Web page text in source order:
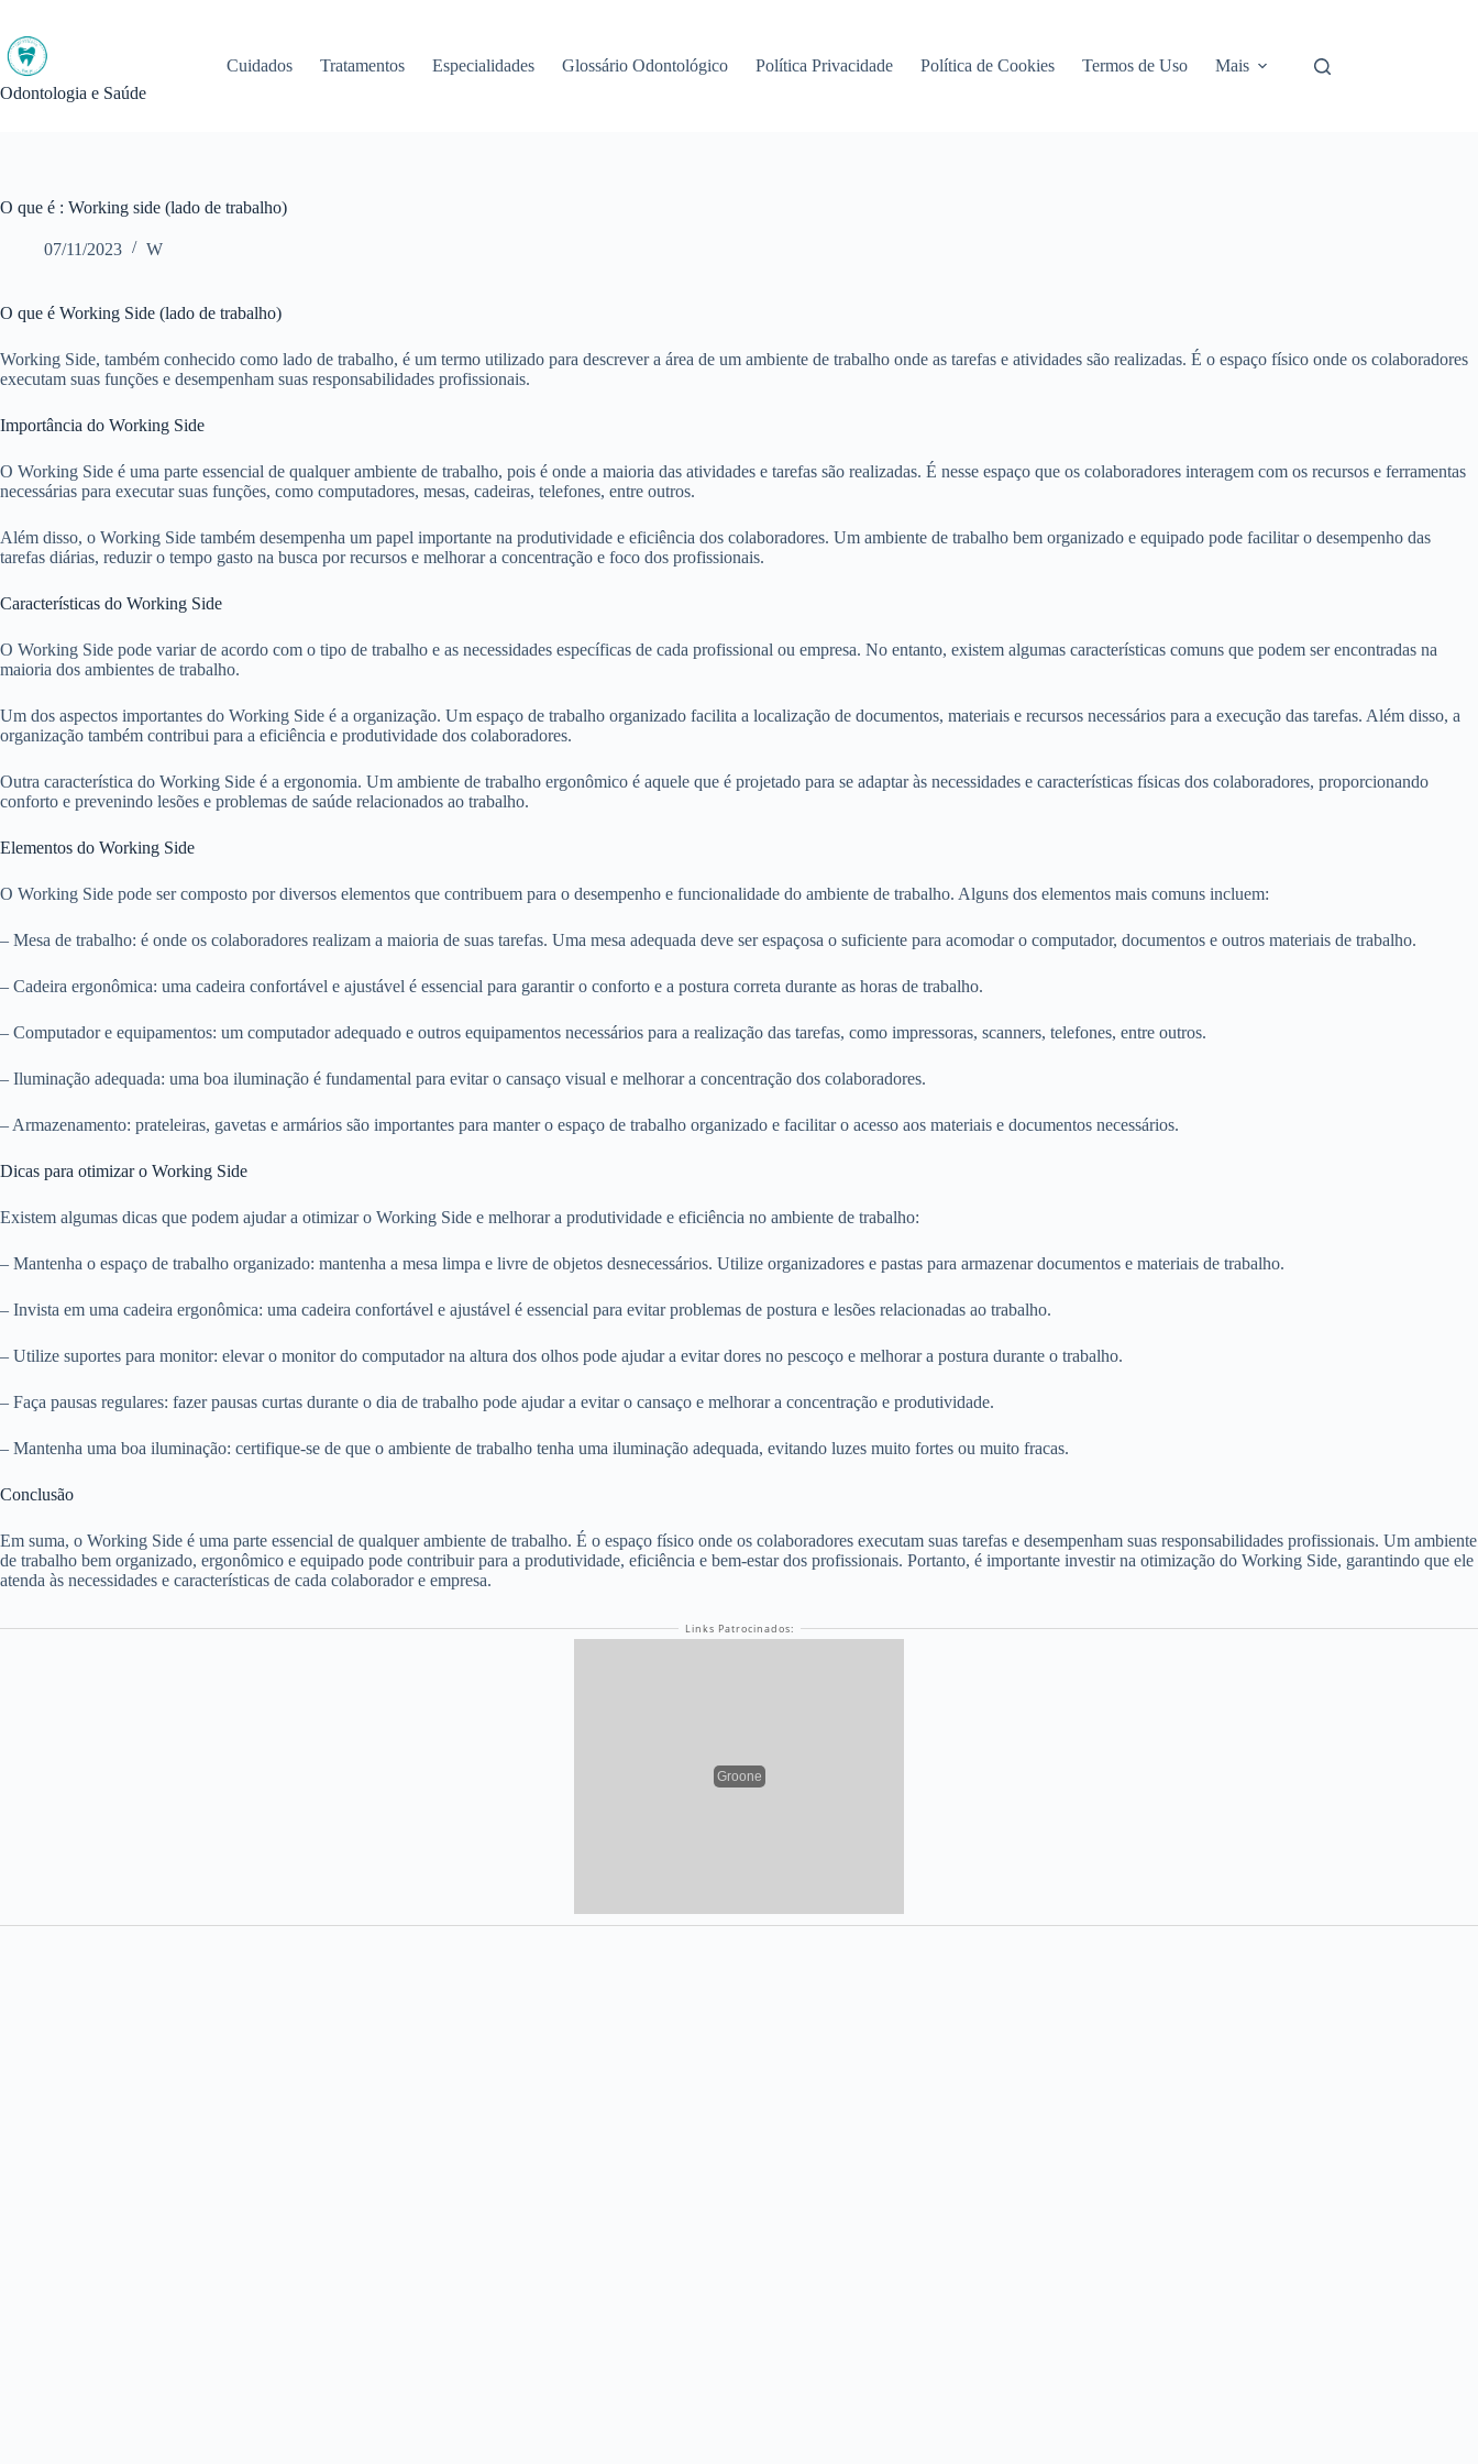
conteúdo
Odontologia e Saúde
Cuidados Tratamentos Especialidades Glossário Odontológico Política Privacidade Política de Cookies Termos de Uso Mais
O que é : Working side (lado de trabalho)
07/11/2023 W
O que é Working Side (lado de trabalho)
Working Side, também conhecido como lado de trabalho, é um termo utilizado para descrever a área de um ambiente de trabalho onde as tarefas e atividades são realizadas. É o espaço físico onde os colaboradores
executam suas funções e desempenham suas responsabilidades profissionais.
Importância do Working Side
O Working Side é uma parte essencial de qualquer ambiente de trabalho, pois é onde a maioria das atividades e tarefas são realizadas. É nesse espaço que os colaboradores interagem com os recursos e ferramentas
necessárias para executar suas funções, como computadores, mesas, cadeiras, telefones, entre outros.
Além disso, o Working Side também desempenha um papel importante na produtividade e eficiência dos colaboradores. Um ambiente de trabalho bem organizado e equipado pode facilitar o desempenho das
tarefas diárias, reduzir o tempo gasto na busca por recursos e melhorar a concentração e foco dos profissionais.
Características do Working Side
O Working Side pode variar de acordo com o tipo de trabalho e as necessidades específicas de cada profissional ou empresa. No entanto, existem algumas características comuns que podem ser encontradas na
maioria dos ambientes de trabalho.
Um dos aspectos importantes do Working Side é a organização. Um espaço de trabalho organizado facilita a localização de documentos, materiais e recursos necessários para a execução das tarefas. Além disso, a
organização também contribui para a eficiência e produtividade dos colaboradores.
Outra característica do Working Side é a ergonomia. Um ambiente de trabalho ergonômico é aquele que é projetado para se adaptar às necessidades e características físicas dos colaboradores, proporcionando
conforto e prevenindo lesões e problemas de saúde relacionados ao trabalho.
Elementos do Working Side
O Working Side pode ser composto por diversos elementos que contribuem para o desempenho e funcionalidade do ambiente de trabalho. Alguns dos elementos mais comuns incluem:
– Mesa de trabalho: é onde os colaboradores realizam a maioria de suas tarefas. Uma mesa adequada deve ser espaçosa o suficiente para acomodar o computador, documentos e outros materiais de trabalho.
– Cadeira ergonômica: uma cadeira confortável e ajustável é essencial para garantir o conforto e a postura correta durante as horas de trabalho.
– Computador e equipamentos: um computador adequado e outros equipamentos necessários para a realização das tarefas, como impressoras, scanners, telefones, entre outros.
– Iluminação adequada: uma boa iluminação é fundamental para evitar o cansaço visual e melhorar a concentração dos colaboradores.
– Armazenamento: prateleiras, gavetas e armários são importantes para manter o espaço de trabalho organizado e facilitar o acesso aos materiais e documentos necessários.
Dicas para otimizar o Working Side
Existem algumas dicas que podem ajudar a otimizar o Working Side e melhorar a produtividade e eficiência no ambiente de trabalho:
– Mantenha o espaço de trabalho organizado: mantenha a mesa limpa e livre de objetos desnecessários. Utilize organizadores e pastas para armazenar documentos e materiais de trabalho.
– Invista em uma cadeira ergonômica: uma cadeira confortável e ajustável é essencial para evitar problemas de postura e lesões relacionadas ao trabalho.
– Utilize suportes para monitor: elevar o monitor do computador na altura dos olhos pode ajudar a evitar dores no pescoço e melhorar a postura durante o trabalho.
– Faça pausas regulares: fazer pausas curtas durante o dia de trabalho pode ajudar a evitar o cansaço e melhorar a concentração e produtividade.
– Mantenha uma boa iluminação: certifique-se de que o ambiente de trabalho tenha uma iluminação adequada, evitando luzes muito fortes ou muito fracas.
Conclusão
Em suma, o Working Side é uma parte essencial de qualquer ambiente de trabalho. É o espaço físico onde os colaboradores executam suas tarefas e desempenham suas responsabilidades profissionais. Um ambiente
de trabalho bem organizado, ergonômico e equipado pode contribuir para a produtividade, eficiência e bem-estar dos profissionais. Portanto, é importante investir na otimização do Working Side, garantindo que ele
atenda às necessidades e características de cada colaborador e empresa.